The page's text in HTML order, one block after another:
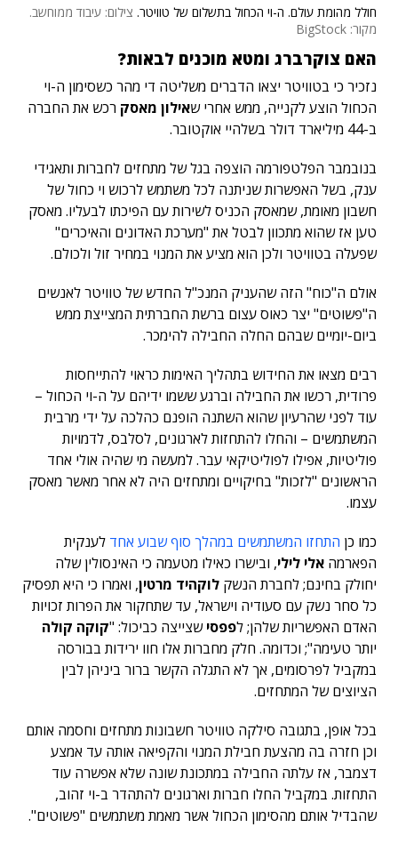
חולל מהומת עולם. ה-וי הכחול בתשלום של טוויטר. צילום: עיבוד ממוחשב.
מקור: BigStock
האם צוקרברג ומטא מוכנים לבאות?
נזכיר כי בטוויטר יצאו הדברים משליטה די מהר כשסימון ה-וי
הכחול הוצע לקנייה, ממש אחרי שאילון מאסק רכש את החברה
ב-44 מיליארד דולר בשלהיי אוקטובר.
בנובמבר הפלטפורמה הוצפה בגל של מתחזים לחברות ותאגידי
ענק, בשל האפשרות שניתנה לכל משתמש לרכוש וי כחול של
חשבון מאומת, שמאסק הכניס לשירות עם הפיכתו לבעליו. מאסק
טען אז שהוא מתכוון לבטל את "מערכת האדונים והאיכרים"
שפעלה בטוויטר ולכן הוא מציע את המנוי במחיר זול ולכולם.
אולם ה"כוח" הזה שהעניק המנכ"ל החדש של טוויטר לאנשים
ה"פשוטים" יצר כאוס עצום ברשת החברתית המצייצת ממש
ביום-יומיים שבהם החלה החבילה להימכר.
רבים מצאו את החידוש בתהליך האימות כראוי להתייחסות
פרודית, רכשו את החבילה וברגע ששמו ידיהם על ה-וי הכחול –
עוד לפני שהרעיון שהוא השתנה הופנם כהלכה על ידי מרבית
המשתמשים – והחלו להתחזות לארגונים, לסלבס, לדמויות
פוליטיות, אפילו לפוליטיקאי עבר. למעשה מי שהיה אולי אחד
הראשונים "לזכות" בחיקויים ומתחזים היה לא אחר מאשר מאסק
עצמו.
כמו כן התחזו המשתמשים במהלך סוף שבוע אחד לענקית
הפארמה אלי לילי, ובישרו כאילו מטעמה כי האינסולין שלה
יחולק בחינם; לחברת הנשק לוקהיד מרטין, ואמרו כי היא תפסיק
כל סחר נשק עם סעודיה וישראל, עד שתחקור את הפרות זכויות
האדם האפשריות שלהן; לפפסישצייצה כביכול: "קוקה קולה
יותר טעימה"; וכדומה. חלק מחברות אלו חוו ירידות בבורסה
במקביל לפרסומים, אך לא התגלה הקשר ברור ביניהן לבין
הציוצים של המתחזים.
בכל אופן, בתגובה סילקה טוויטר חשבונות מתחזים וחסמה אותם
וכן חזרה בה מהצעת חבילת המנוי והקפיאה אותה עד אמצע
דצמבר, אז עלתה החבילה במתכונת שונה שלא אפשרה עוד
התחזות. במקביל החלו חברות וארגונים להתהדר ב-וי זהוב,
שהבדיל אותם מהסימון הכחול אשר מאמת משתמשים "פשוטים".